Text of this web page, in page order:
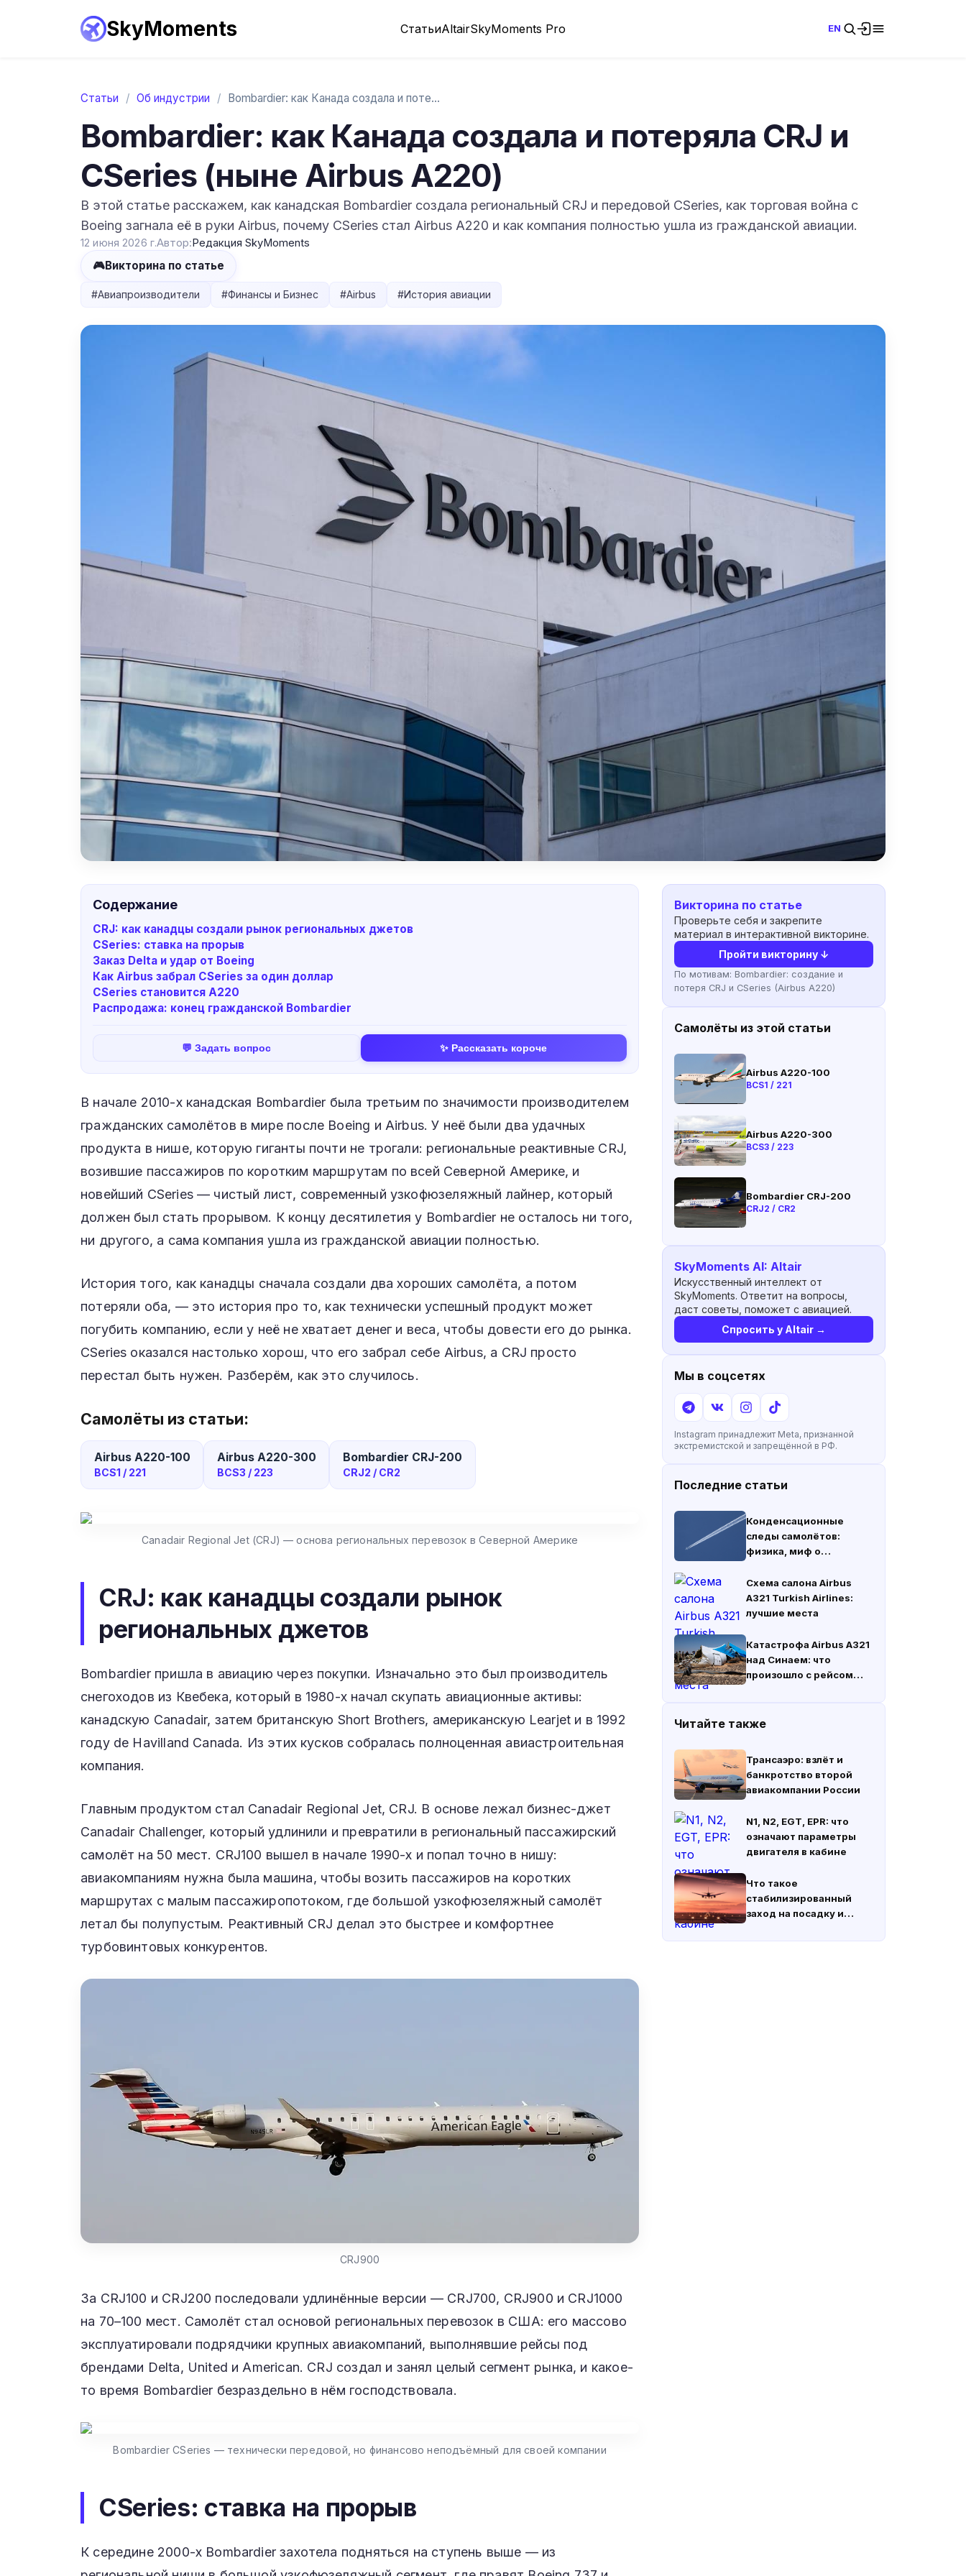
SkyMoments СтатьиAltairSkyMoments Pro EN
Статьи / Об индустрии / Bombardier: как Канада создала и потерял…
Bombardier: как Канада создала и потеряла CRJ и
CSeries (ныне Airbus A220)
В этой статье расскажем, как канадская Bombardier создала региональный CRJ и передовой CSeries, как торговая война с
Boeing загнала её в руки Airbus, почему CSeries стал Airbus A220 и как компания полностью ушла из гражданской авиации.
12 июня 2026 г.Автор:Редакция SkyMoments
🎮Викторина по статье
#Авиапроизводители #Финансы и Бизнес #Airbus #История авиации
Содержание
CRJ: как канадцы создали рынок региональных джетов
CSeries: ставка на прорыв
Заказ Delta и удар от Boeing
Как Airbus забрал CSeries за один доллар
CSeries становится A220
Распродажа: конец гражданской Bombardier
💬 Задать вопрос ✨ Рассказать короче
В начале 2010-х канадская Bombardier была третьим по значимости производителем
гражданских самолётов в мире после Boeing и Airbus. У неё были два удачных
продукта в нише, которую гиганты почти не трогали: региональные реактивные CRJ,
возившие пассажиров по коротким маршрутам по всей Северной Америке, и
новейший CSeries — чистый лист, современный узкофюзеляжный лайнер, который
должен был стать прорывом. К концу десятилетия у Bombardier не осталось ни того,
ни другого, а сама компания ушла из гражданской авиации полностью.
История того, как канадцы сначала создали два хороших самолёта, а потом
потеряли оба, — это история про то, как технически успешный продукт может
погубить компанию, если у неё не хватает денег и веса, чтобы довести его до рынка.
CSeries оказался настолько хорош, что его забрал себе Airbus, а CRJ просто
перестал быть нужен. Разберём, как это случилось.
Самолёты из статьи:
Airbus A220-100
BCS1 / 221
Airbus A220-300
BCS3 / 223
Bombardier CRJ-200
CRJ2 / CR2
Canadair Regional Jet (CRJ) — основа региональных перевозок в Северной Америке
CRJ: как канадцы создали рынок
региональных джетов
Bombardier пришла в авиацию через покупки. Изначально это был производитель
снегоходов из Квебека, который в 1980-х начал скупать авиационные активы:
канадскую Canadair, затем британскую Short Brothers, американскую Learjet и в 1992
году de Havilland Canada. Из этих кусков собралась полноценная авиастроительная
компания.
Главным продуктом стал Canadair Regional Jet, CRJ. В основе лежал бизнес-джет
Canadair Challenger, который удлинили и превратили в региональный пассажирский
самолёт на 50 мест. CRJ100 вышел в начале 1990-х и попал точно в нишу:
авиакомпаниям нужна была машина, чтобы возить пассажиров на коротких
маршрутах с малым пассажиропотоком, где большой узкофюзеляжный самолёт
летал бы полупустым. Реактивный CRJ делал это быстрее и комфортнее
турбовинтовых конкурентов.
CRJ900
За CRJ100 и CRJ200 последовали удлинённые версии — CRJ700, CRJ900 и CRJ1000
на 70–100 мест. Самолёт стал основой региональных перевозок в США: его массово
эксплуатировали подрядчики крупных авиакомпаний, выполнявшие рейсы под
брендами Delta, United и American. CRJ создал и занял целый сегмент рынка, и какое-
то время Bombardier безраздельно в нём господствовала.
Bombardier CSeries — технически передовой, но финансово неподъёмный для своей компании
CSeries: ставка на прорыв
К середине 2000-х Bombardier захотела подняться на ступень выше — из
Викторина по статье
Проверьте себя и закрепите
материал в интерактивной викторине.
Пройти викторину ↓
По мотивам: Bombardier: создание и
потеря CRJ и CSeries (Airbus A220)
Самолёты из этой статьи
Airbus A220-100
BCS1 / 221
Airbus A220-300
BCS3 / 223
Bombardier CRJ-200
CRJ2 / CR2
SkyMoments AI: Altair
Искусственный интеллект от
SkyMoments. Ответит на вопросы,
даст советы, поможет с авиацией.
Спросить у Altair →
Мы в соцсетях
Instagram принадлежит Meta, признанной
экстремистской и запрещённой в РФ.
Последние статьи
Конденсационные
следы самолётов:
физика, миф о
Схема салона Airbus
A321 Turkish Airlines:
лучшие места
Катастрофа Airbus A321
над Синаем: что
произошло с рейсом
Читайте также
Трансаэро: взлёт и
банкротство второй
авиакомпании России
N1, N2, EGT, EPR: что
означают параметры
двигателя в кабине
Что такое
стабилизированный
заход на посадку и